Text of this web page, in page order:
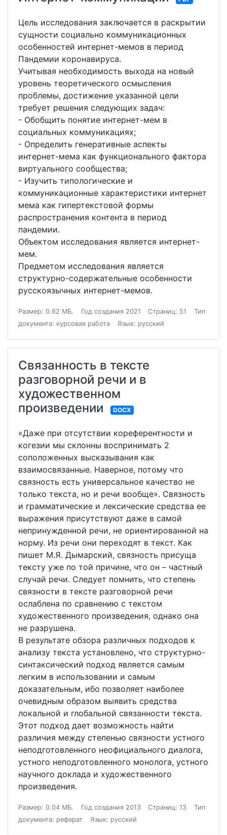
Цель исследования заключается в раскрытии
сущности социально коммуникационных
особенностей интернет-мемов в период
Пандемии коронавируса.
Учитывая необходимость выхода на новый
уровень теоретического осмысления
проблемы, достижение указанной цели
требует решения следующих задач:
- Обобщить понятие интернет-мем в
социальных коммуникациях;
- Определить генеративные аспекты
интернет-мема как функционального фактора
виртуального сообщества;
- Изучить типологические и
коммуникационные характеристики интернет
мема как гипертекстовой формы
распространения контента в период
пандемии.
Объектом исследования является интернет-
мем.
Предметом исследования является
структурно-содержательные особенности
русскоязычных интернет-мемов.
Размер: 0.62 МБ. Год создания 2021 Страниц: 51
Тип
документа: курсовая работа
Язык: русский
Связанность в тексте
разговорной речи и в
художественном
произведении
DOCX
«Даже при отсутствии кореферентности и
когезии мы склонны воспринимать 2
соположенных высказывания как
взаимосвязанные. Наверное, потому что
связность есть универсальное качество не
только текста, но и речи вообще». Связность
и грамматические и лексические средства ее
выражения присутствуют даже в самой
непринужденной речи, не ориентированной на
норму. Из речи они переходят в текст. Как
пишет М.Я. Дымарский, связность присуща
тексту уже по той причине, что он – частный
случай речи. Следует помнить, что степень
связности в тексте разговорной речи
ослаблена по сравнению с текстом
художественного произведения, однако она
не разрушена.
В результате обзора различных подходов к
анализу текста установлено, что структурно-
синтаксический подход является самым
легким в использовании и самым
доказательным, ибо позволяет наиболее
очевидным образом выявить средства
локальной и глобальной связанности текста.
Этот подход дает возможность найти
различия между степенью связности устного
неподготовленного неофициального диалога,
устного неподготовленного монолога, устного
научного доклада и художественного
произведения.
Размер: 0.04 МБ. Год создания 2013 Страниц: 13
Тип
документа: реферат
Язык: русский